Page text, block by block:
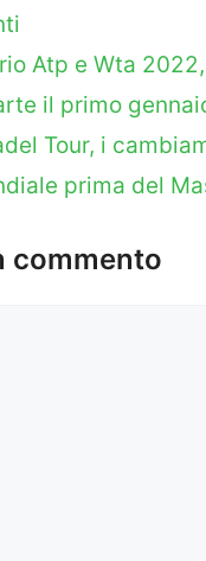
Atp e Wta
il primo
Tour, i
prima del
commento